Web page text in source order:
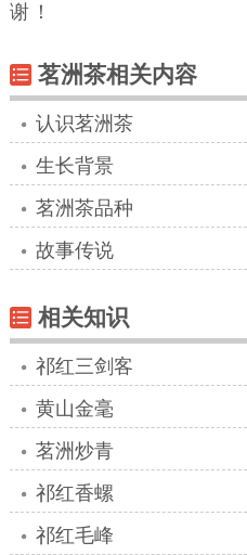
谢！
茗洲茶相关内容
认识茗洲茶
生长背景
茗洲茶品种
故事传说
相关知识
祁红三剑客
黄山金毫
茗洲炒青
祁红香螺
祁红毛峰